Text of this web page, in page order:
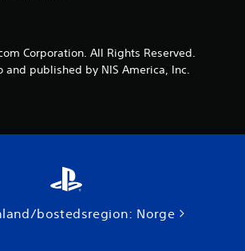
Corporation. All Rights Reserved.
and published by NIS America, Inc.
bostedsregion: Norge